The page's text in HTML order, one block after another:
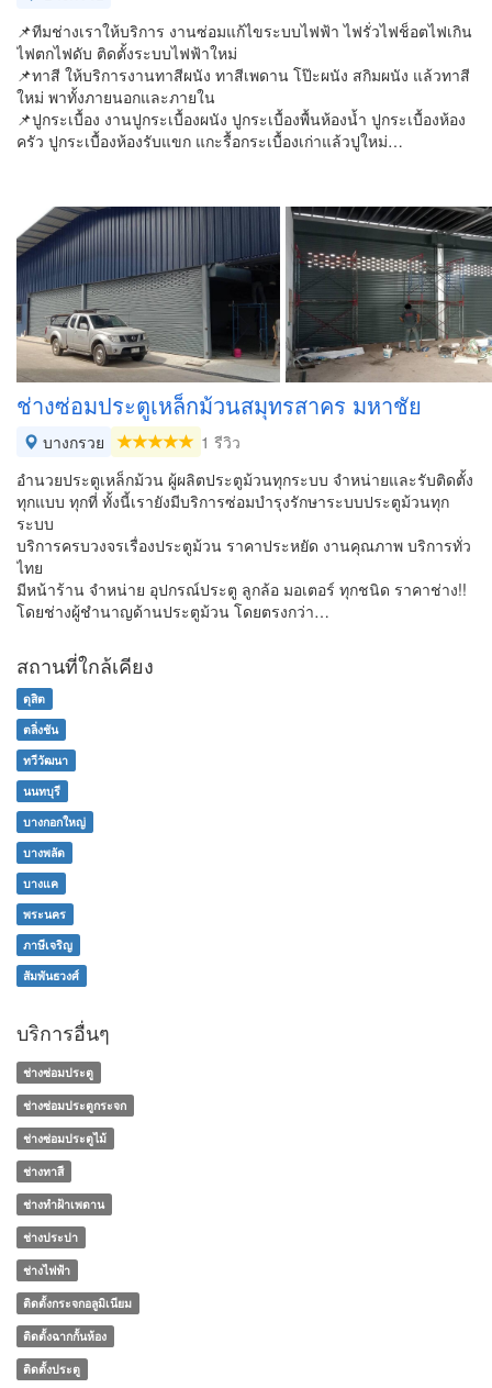
📌ทีมช่างเราให้บริการ งานซ่อมแก้ไขระบบไฟฟ้า ไฟรั่วไฟช็อตไฟเกิน
ไฟตกไฟดับ ติดตั้งระบบไฟฟ้าใหม่
📌ทาสี ให้บริการงานทาสีผนัง ทาสีเพดาน โป๊ะผนัง สกิมผนัง แล้วทาสี
ใหม่ พาทั้งภายนอกและภายใน
📌ปูกระเบื้อง งานปูกระเบื้องผนัง ปูกระเบื้องพื้นห้องน้ำ ปูกระเบื้องห้อง
ครัว ปูกระเบื้องห้องรับแขก แกะรื้อกระเบื้องเก่าแล้วปูใหม่…
ช่างซ่อมประตูเหล็กม้วนสมุทรสาคร มหาชัย
บางกรวย
1 รีวิว
อำนวยประตูเหล็กม้วน ผู้ผลิตประตูม้วนทุกระบบ จำหน่ายและรับติดตั้ง
ทุกแบบ ทุกที่ ทั้งนี้เรายังมีบริการซ่อมบำรุงรักษาระบบประตูม้วนทุก
ระบบ
บริการครบวงจรเรื่องประตูม้วน ราคาประหยัด งานคุณภาพ บริการทั่ว
ไทย
มีหน้าร้าน จำหน่าย อุปกรณ์ประตู ลูกล้อ มอเตอร์ ทุกชนิด ราคาช่าง!!
โดยช่างผู้ชำนาญด้านประตูม้วน โดยตรงกว่า…
สถานที่ใกล้เคียง
ดุสิต
ตลิ่งชัน
ทวีวัฒนา
นนทบุรี
บางกอกใหญ่
บางพลัด
บางแค
พระนคร
ภาษีเจริญ
สัมพันธวงศ์
บริการอื่นๆ
ช่างซ่อมประตู
ช่างซ่อมประตูกระจก
ช่างซ่อมประตูไม้
ช่างทาสี
ช่างทําฝ้าเพดาน
ช่างประปา
ช่างไฟฟ้า
ติดตั้งกระจกอลูมิเนียม
ติดตั้งฉากกั้นห้อง
ติดตั้งประตู